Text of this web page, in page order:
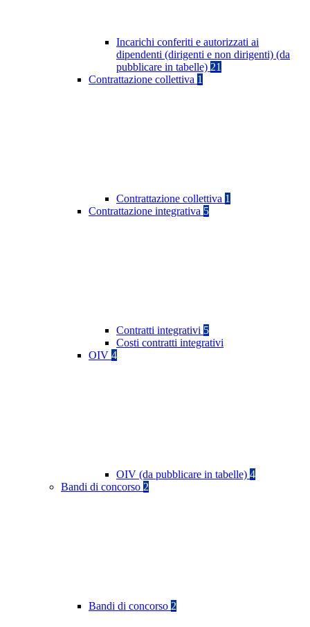
Incarichi conferiti e autorizzati ai
dipendenti (dirigenti e non dirigenti) (da
pubblicare in tabelle) 21
Contrattazione collettiva 1
Contrattazione collettiva 1
Contrattazione integrativa 5
Contratti integrativi 5
Costi contratti integrativi
OIV 4
OIV (da pubblicare in tabelle) 4
Bandi di concorso 2
Bandi di concorso 2